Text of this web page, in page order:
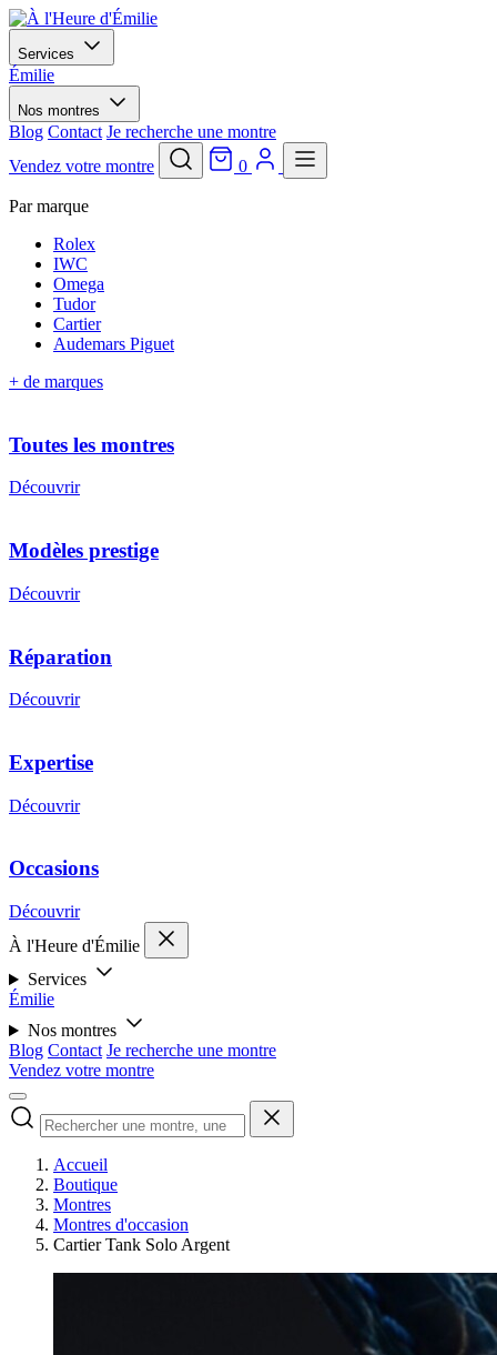
Services
Émilie
Nos montres
Blog Contact Je recherche une montre
Vendez votre montre
0
Par marque
Rolex
IWC
Omega
Tudor
Cartier
Audemars Piguet
+ de marques
Toutes les montres
Découvrir
Modèles prestige
Découvrir
Réparation
Découvrir
Expertise
Découvrir
Occasions
Découvrir
À l'Heure d'Émilie
Services
Émilie
Nos montres
Blog Contact Je recherche une montre
Vendez votre montre
Accueil
Boutique
Montres
Montres d'occasion
Cartier Tank Solo Argent